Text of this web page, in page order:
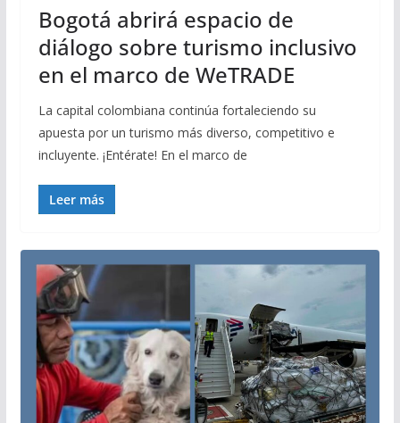
Bogotá abrirá espacio de
diálogo sobre turismo inclusivo
en el marco de WeTRADE
La capital colombiana continúa fortaleciendo su
apuesta por un turismo más diverso, competitivo e
incluyente. ¡Entérate! En el marco de
Leer más